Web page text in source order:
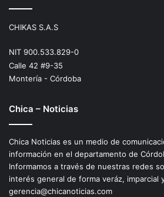
CHIKAS S.A.S
NIT 900.533.829-0
Calle 42 #9-35
Montería - Córdoba
Chica – Noticias
Chica Noticias es un medio de
información en el departamento de
Informamos a través de nuestras redes
interés general de forma veráz, imparcial
gerencia@chicanoticias.com